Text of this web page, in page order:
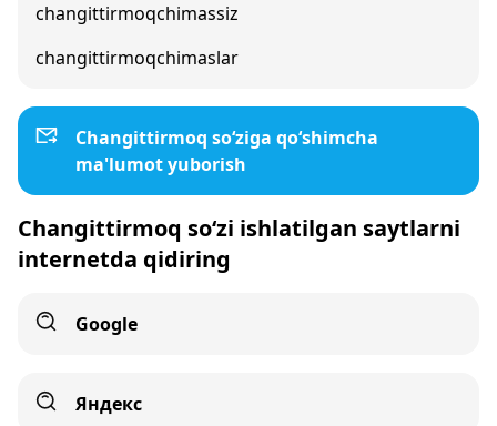
changittirmoqchimassiz
changittirmoqchimaslar
Changittirmoq so‘ziga qo‘shimcha
ma'lumot yuborish
Changittirmoq so‘zi ishlatilgan saytlarni
internetda qidiring
Google
Яндекс